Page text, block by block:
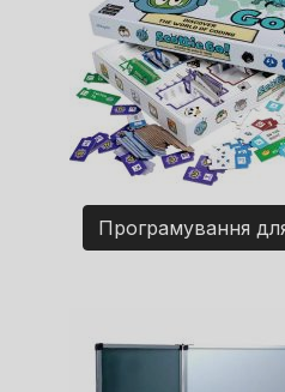
Програмування